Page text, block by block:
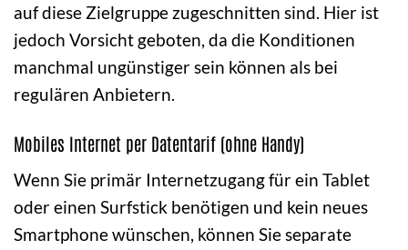
auf diese Zielgruppe zugeschnitten sind. Hier ist
jedoch Vorsicht geboten, da die Konditionen
manchmal ungünstiger sein können als bei
regulären Anbietern.
Mobiles Internet per Datentarif (ohne Handy)
Wenn Sie primär Internetzugang für ein Tablet
oder einen Surfstick benötigen und kein neues
Smartphone wünschen, können Sie separate